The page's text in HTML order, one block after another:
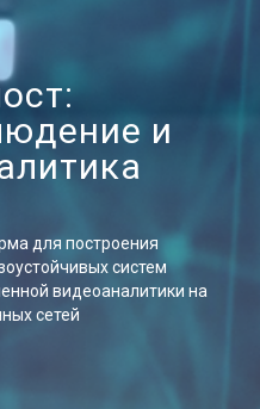
и
для построения
систем
видеоаналитики на
сетей